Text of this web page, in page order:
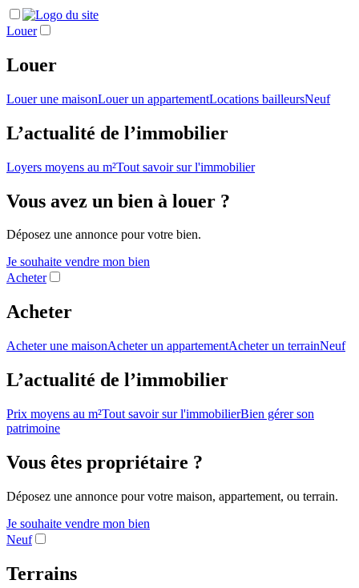
Louer
Louer
Louer une maisonLouer un appartementLocations bailleursNeuf
L’actualité de l’immobilier
Loyers moyens au m²Tout savoir sur l'immobilier
Vous avez un bien à louer ?
Déposez une annonce pour votre bien.
Je souhaite vendre mon bien
Acheter
Acheter
Acheter une maisonAcheter un appartementAcheter un terrainNeuf
L’actualité de l’immobilier
Prix moyens au m²Tout savoir sur l'immobilierBien gérer son
patrimoine
Vous êtes propriétaire ?
Déposez une annonce pour votre maison, appartement, ou terrain.
Je souhaite vendre mon bien
Neuf
Terrains